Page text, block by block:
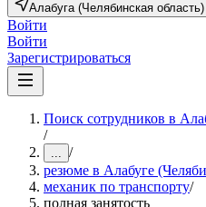
Алабуга (Челябинская область)
Войти
Войти
Зарегистрироваться
Поиск сотрудников в
/
... /
резюме в Алабуге
механик по транспорту/
полная занятость